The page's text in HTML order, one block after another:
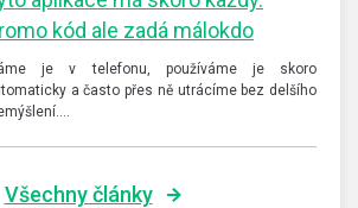
kód ale zadá málokdo
je v telefonu, používáme je skoro
a často přes ně utrácíme bez delšího
Všechny články